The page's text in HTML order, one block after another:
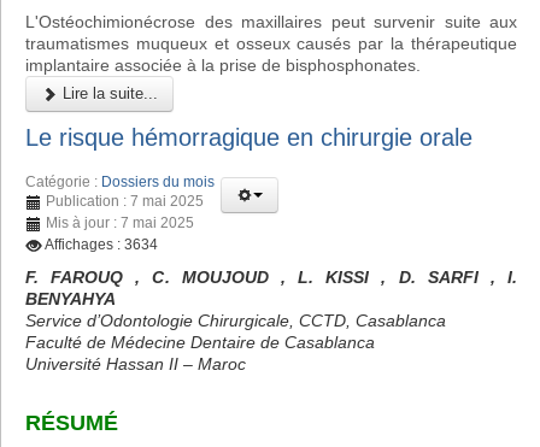
L'Ostéochimionécrose des maxillaires peut survenir suite aux
traumatismes muqueux et osseux causés par la thérapeutique
implantaire associée à la prise de bisphosphonates.
Lire la suite...
Le risque hémorragique en chirurgie orale
Catégorie : Dossiers du mois
Publication : 7 mai 2025
Mis à jour : 7 mai 2025
Affichages : 3634
F. FAROUQ , C. MOUJOUD , L. KISSI , D. SARFI , I.
BENYAHYA
Service d’Odontologie Chirurgicale, CCTD, Casablanca
Faculté de Médecine Dentaire de Casablanca
Université Hassan II – Maroc
RÉSUMÉ